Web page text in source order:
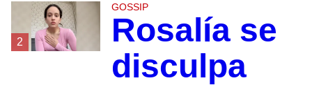
2
GOSSIP
Rosalía se
disculpa